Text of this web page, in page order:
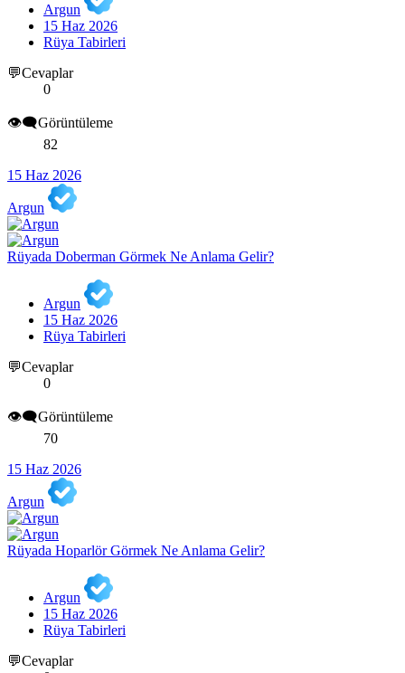
Argun
15 Haz 2026
Rüya Tabirleri
💬Cevaplar
0
👁️‍🗨️Görüntüleme
82
15 Haz 2026
Argun
Rüyada Doberman Görmek Ne Anlama Gelir?
Argun
15 Haz 2026
Rüya Tabirleri
💬Cevaplar
0
👁️‍🗨️Görüntüleme
70
15 Haz 2026
Argun
Rüyada Hoparlör Görmek Ne Anlama Gelir?
Argun
15 Haz 2026
Rüya Tabirleri
💬Cevaplar